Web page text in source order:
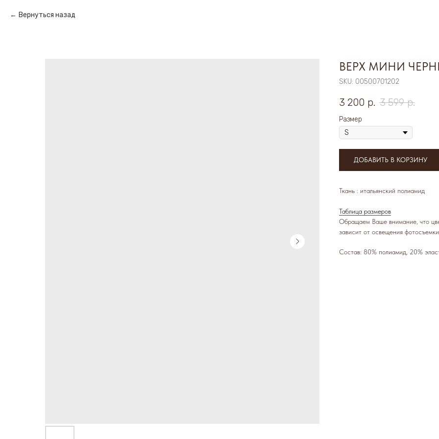
Вернуться назад
ВЕРХ МИНИ
SKU: 00500701202
3 200 р. 3 599 р.
Размер
ДОБАВИТЬ В КОРЗИНУ
Ткань : итальянский полиамид
Таблица размеров
Обращаем Ваше внимание, что
зависит от освещения фотосъемки
Состав: 80% полиамид, 20%